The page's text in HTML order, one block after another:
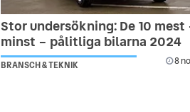
Stor undersökning: De 10 mest
minst – pålitliga bilarna 2024
BRANSCH & TEKNIK 8